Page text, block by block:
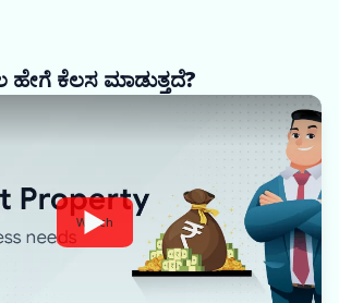
ಹೇಗೆ ಕೆಲಸ ಮಾಡುತ್ತದೆ?
Watch